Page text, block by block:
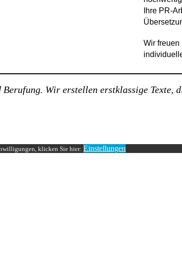
Ihre PR-
Wir freuen
Wir erstellen erstklassige Texte,
klicken Sie hier: Einstellungen